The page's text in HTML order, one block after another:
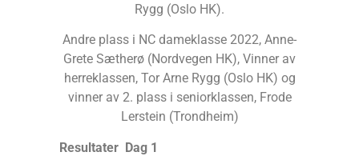
Rygg (Oslo HK).
Andre plass i NC dameklasse 2022, Anne-
Grete Sætherø (Nordvegen HK), Vinner av
herreklassen, Tor Arne Rygg (Oslo HK) og
vinner av 2. plass i seniorklassen, Frode
Lerstein (Trondheim)
Resultater Dag 1